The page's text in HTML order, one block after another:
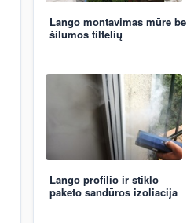
Lango montavimas mūre be
šilumos tiltelių
Lango profilio ir stiklo
paketo sandūros izoliacija